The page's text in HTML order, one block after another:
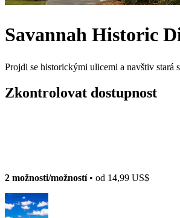
Savannah Historic
Projdi se historickými ulicemi a navštiv stará
Zkontrolovat dostupnost
2 možnosti/možností• od 14,99 US$